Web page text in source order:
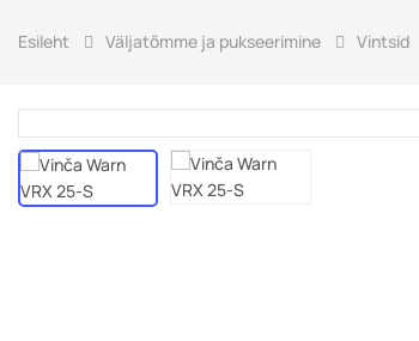
Esileht Väljatõmme ja pukseerimine Vintsid